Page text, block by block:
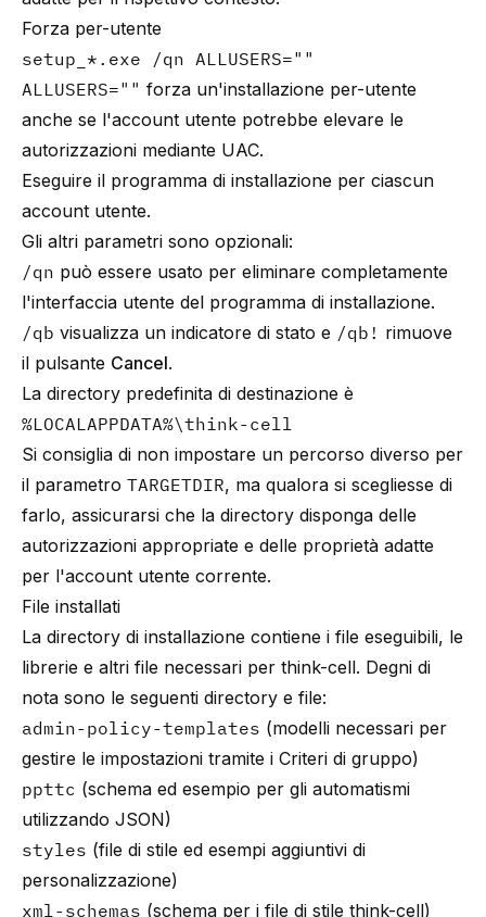
Forza per-utente
setup_*.exe /qn ALLUSERS=""
ALLUSERS="" forza un'installazione per-utente
anche se l'account utente potrebbe elevare le
autorizzazioni mediante UAC.
Eseguire il programma di installazione per ciascun
account utente.
Gli altri parametri sono opzionali:
/qn può essere usato per eliminare completamente
l'interfaccia utente del programma di installazione.
/qb visualizza un indicatore di stato e /qb! rimuove
il pulsante Cancel.
La directory predefinita di destinazione è
%LOCALAPPDATA%\think-cell
Si consiglia di non impostare un percorso diverso per
il parametro TARGETDIR, ma qualora si scegliesse di
farlo, assicurarsi che la directory disponga delle
autorizzazioni appropriate e delle proprietà adatte
per l'account utente corrente.
File installati
La directory di installazione contiene i file eseguibili, le
librerie e altri file necessari per think-cell. Degni di
nota sono le seguenti directory e file:
admin-policy-templates (modelli necessari per
gestire le impostazioni tramite i Criteri di gruppo)
ppttc (schema ed esempio per gli automatismi
utilizzando JSON)
styles (file di stile ed esempi aggiuntivi di
personalizzazione)
xml-schemas (schema per i file di stile think-cell)